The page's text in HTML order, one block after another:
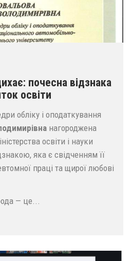
почесна відзнака
освіти
обліку і оподаткування
нагороджена
освіти і науки
яка є свідченням її
праці та щирої любові
— це...